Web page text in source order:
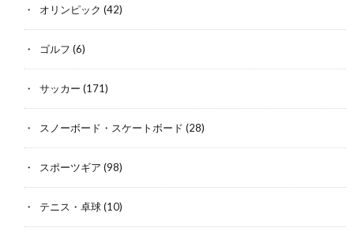
オリンピック (42)
ゴルフ (6)
サッカー (171)
スノーボード・スケートボード (28)
スポーツギア (98)
テニス・卓球(10)